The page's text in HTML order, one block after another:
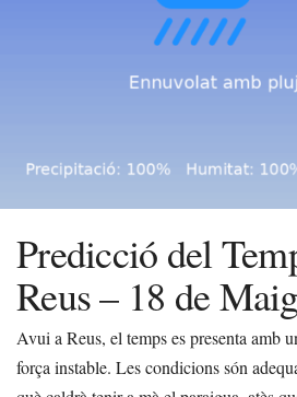
Predicció del
Reus – 18 de
Avui a Reus, el temps es presenta amb
força instable. Les condicions són